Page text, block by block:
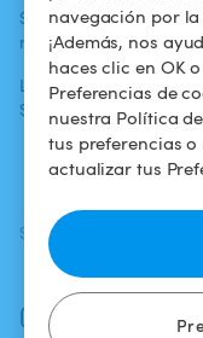
navegación por
¡Además, nos
haces clic en OK
Preferencias de
nuestra Política
tus preferencias
actualizar tus
Swimmy en los
medios
La aventura
Swimmy
SÍGUENOS
Facebook
Instagram